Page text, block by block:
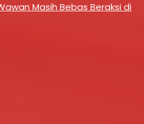
Masih Bebas Beraksi di